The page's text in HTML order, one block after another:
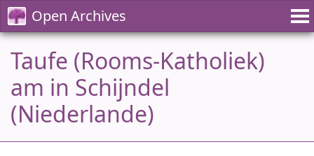
Open Archives
Taufe (Rooms-Katholiek)
am in Schijndel
(Niederlande)